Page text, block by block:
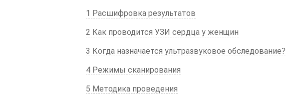
1 Расшифровка результатов
2 Как проводится УЗИ сердца у женщин
3 Когда назначается ультразвуковое обследование?
4 Режимы сканирования
5 Методика проведения